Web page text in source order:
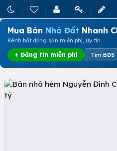
Mua Bán Nhà Đất Nhanh
Kênh bất động sản miễn phí, uy tín
+ Đăng tin miễn phí Tìm BĐS